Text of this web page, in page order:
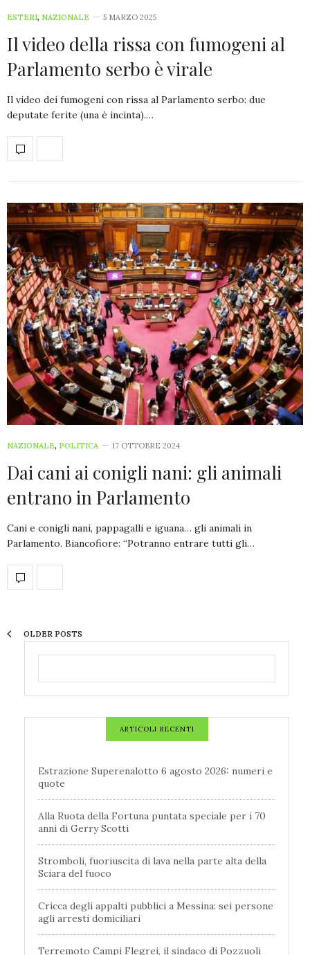
ESTERI, NAZIONALE 5 MARZO 2025
Il video della rissa con fumogeni al
Parlamento serbo è virale
Il video dei fumogeni con rissa al Parlamento serbo: due
deputate ferite (una è incinta).…
NAZIONALE, POLITICA 17 OTTOBRE 2024
Dai cani ai conigli nani: gli animali
entrano in Parlamento
Cani e conigli nani, pappagalli e iguana… gli animali in
Parlamento. Biancofiore: “Potranno entrare tutti gli…
OLDER POSTS
ARTICOLI RECENTI
Estrazione Superenalotto 6 agosto 2026: numeri e
quote
Alla Ruota della Fortuna puntata speciale per i 70
anni di Gerry Scotti
Stromboli, fuoriuscita di lava nella parte alta della
Sciara del fuoco
Cricca degli appalti pubblici a Messina: sei persone
agli arresti domiciliari
Terremoto Campi Flegrei, il sindaco di Pozzuoli